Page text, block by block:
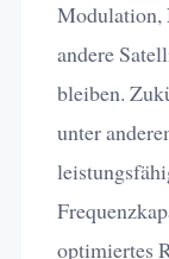
Modulation,
andere
bleiben.
unter
optimiertes